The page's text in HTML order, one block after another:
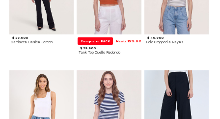
$ 39.900
Camiseta Basica Screen Compra en PACK Hasta 15% Off
$ 29.900
Tank Top Cuello Redondo
$ 49.900
Polo Cropped a Rayas